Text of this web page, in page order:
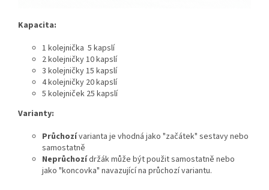
Kapacita:
1 kolejnička 5 kapslí
2 kolejničky 10 kapslí
3 kolejničky 15 kapslí
4 kolejničky 20 kapslí
5 kolejniček 25 kapslí
Varianty:
Průchozívarianta je vhodná jako "začátek" sestavy nebo
samostatně
Neprůchozídržák může být použit samostatně nebo
jako "koncovka" navazující na průchozí variantu.